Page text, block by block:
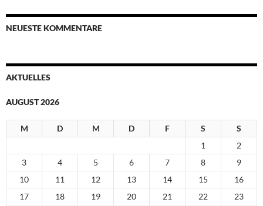
NEUESTE KOMMENTARE
AKTUELLES
AUGUST 2026
M D M D F S
S
1
2
3
4 5 6 7 8
9
10
11 12 13 14 15
16
17
18 19 20 21 22
23